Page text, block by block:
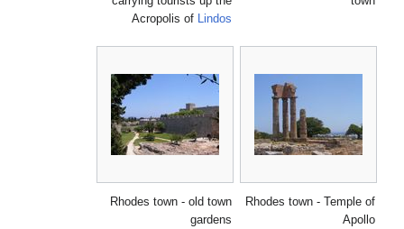
Acropolis of Lindos
Rhodes town - Temple of
Apollo
Rhodes town - old town
gardens